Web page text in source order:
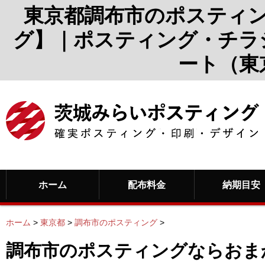
東京都調布市のポスティ
グ】｜ポスティング・チ
ート（
ホーム 配布料金 納期目安
ホーム > 東京都 > 調布市のポスティング >
調布市のポスティングならお